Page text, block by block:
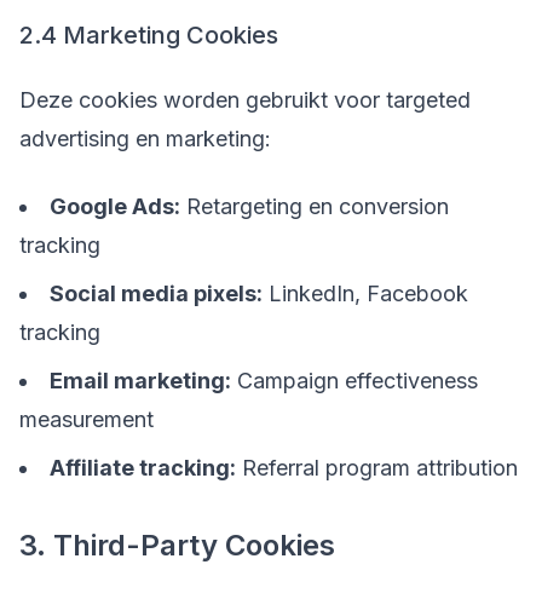
2.4 Marketing Cookies
Deze cookies worden gebruikt voor targeted
advertising en marketing:
Google Ads: Retargeting en conversion
tracking
Social media pixels: LinkedIn, Facebook
tracking
Email marketing: Campaign effectiveness
measurement
Affiliate tracking: Referral program attribution
3. Third-Party Cookies